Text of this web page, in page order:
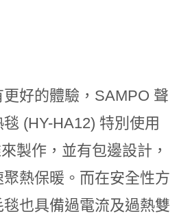
好的體驗，SAMPO 聲
(HY-HA12) 特別使用
製作，並有包邊設計，
熱保暖。而在安全性方
也具備過電流及過熱雙